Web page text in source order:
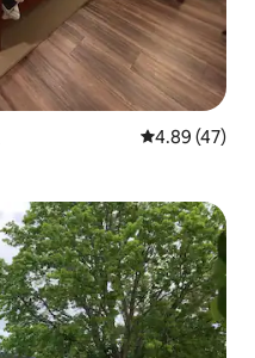
レビュー47
4.89 (47)